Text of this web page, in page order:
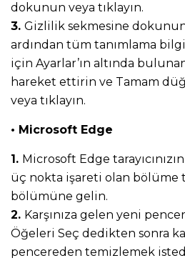
dokunun veya tıklayın.
3. Gizlilik sekmesine dokunun
ardından tüm tanımlama
için Ayarlar’ın altında bulunan
hareket ettirin ve Tamam
veya tıklayın.
• Microsoft Edge
1. Microsoft Edge
üç nokta işareti olan bölüme
bölümüne gelin.
2. Karşınıza gelen yeni
Öğeleri Seç dedikten sonra
pencereden temizlemek